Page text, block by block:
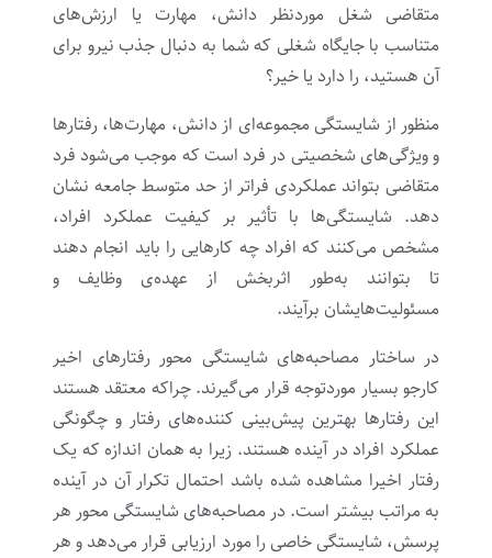
متقاضی شغل موردنظر دانش، مهارت یا ارزش‌های
متناسب با جایگاه شغلی که شما به دنبال جذب نیرو برای
آن هستید، را دارد یا خیر؟
منظور از شایستگی مجموعه‌ای از دانش، مهارت‌ها، رفتارها
و ویژگی‌های شخصیتی در فرد است که موجب می‌شود فرد
متقاضی بتواند عملکردی فراتر از حد متوسط جامعه نشان
دهد. شایستگی‌ها با تأثیر بر کیفیت عملکرد افراد،
مشخص می‌کنند که افراد چه کارهایی را باید انجام دهند
تا بتوانند به‌طور اثربخش از عهده‌ی وظایف و
مسئولیت‌هایشان برآیند.
در ساختار مصاحبه‌های شایستگی محور رفتارهای اخیر
کارجو بسیار موردتوجه قرار می‌گیرند. چراکه معتقد هستند
این رفتارها بهترین پیش‌بینی کننده‌های رفتار و چگونگی
عملکرد افراد در آینده هستند. زیرا به همان اندازه که یک
رفتار اخیرا مشاهده شده باشد احتمال تکرار آن در آینده
به مراتب بیشتر است. در مصاحبه‌های شایستگی محور هر
پرسش، شایستگی خاصی را مورد ارزیابی قرار می‌دهد و هر